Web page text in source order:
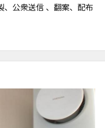
公衆送信 、翻案、配布